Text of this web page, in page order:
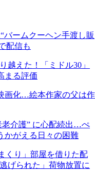
バームクーヘン手渡し販
配信も
越えた！「ミドル30」
まる評価
画化…絵本作家の父は作
老介護” に心配続出…ぺ
かがえる日々の困難
くり」部屋を借りた配
げられた」荷物放置に